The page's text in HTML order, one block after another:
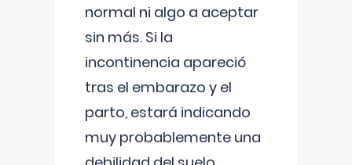
normal ni algo a aceptar
sin más. Si la
incontinencia apareció
tras el embarazo y el
parto, estará indicando
muy probablemente una